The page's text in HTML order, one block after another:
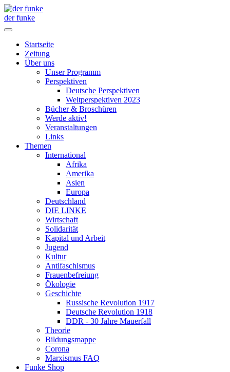
der funke
Startseite
Zeitung
Über uns
Unser Programm
Perspektiven
Deutsche Perspektiven
Weltperspektiven 2023
Bücher & Broschüren
Werde aktiv!
Veranstaltungen
Links
Themen
International
Afrika
Amerika
Asien
Europa
Deutschland
DIE LINKE
Wirtschaft
Solidarität
Kapital und Arbeit
Jugend
Kultur
Antifaschismus
Frauenbefreiung
Ökologie
Geschichte
Russische Revolution 1917
Deutsche Revolution 1918
DDR - 30 Jahre Mauerfall
Theorie
Bildungsmappe
Corona
Marxismus FAQ
Funke Shop